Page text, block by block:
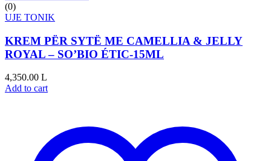
(0)
UJE TONIK
KREM PËR SYTË ME CAMELLIA & JELLY
ROYAL – SO’BIO ÉTIC-15ML
4,350.00 L
Add to cart